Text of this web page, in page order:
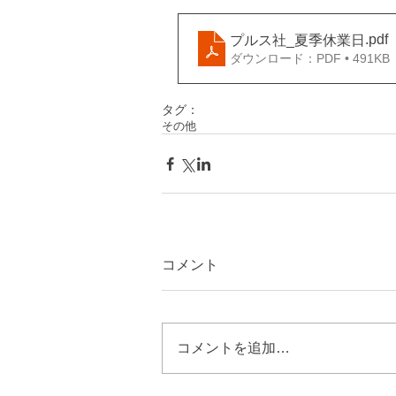
プルス社_夏季休業日 .pdf
ダウンロード：PDF • 491KB
タグ：
その他
コメント
コメントを追加…